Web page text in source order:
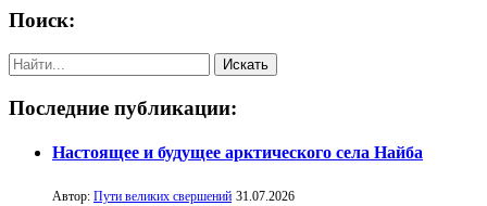
Поиск:
Последние публикации:
Настоящее и будущее арктического села Найба
Автор: Пути великих свершений 31.07.2026